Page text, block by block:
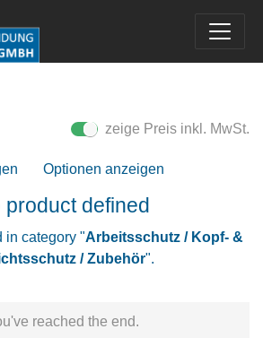
zeige Preis inkl. MwSt.
Optionen anzeigen
product defined
in category "Arbeitsschutz / Kopf- &
/ Zubehör".
reached the end.